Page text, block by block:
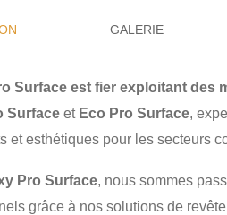
GALERIE
Surface est fier exploitant des
Surface etEco Pro Surface,
et esthétiques pour les secteurs
Pro Surface, nous sommes
grâce à nos solutions de